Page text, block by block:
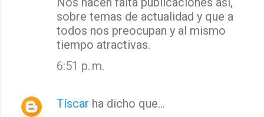
sobre temas de actualidad y que a
todos nos preocupan y al mismo
tiempo atractivas.
6:51 p. m.
Tíscar ha dicho que…